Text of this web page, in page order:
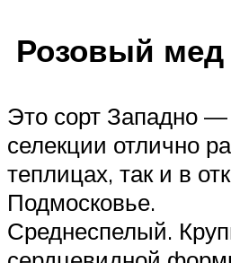
Розовый мед
Это сорт Западно
селекции отлично
теплицах, так и в
Подмосковье.
Среднеспелый.